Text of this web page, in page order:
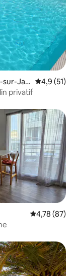
sur-Jall
Évaluation
4,9 (51)
privatif
Évaluation
4,78 (87)